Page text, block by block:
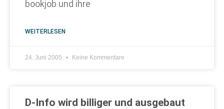
bookjob und ihre
WEITERLESEN
24. Juni 2005 Keine Kommentare
D-Info wird billiger und ausgebaut